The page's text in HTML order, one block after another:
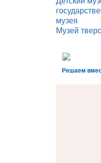
музея
Музей
Решаем